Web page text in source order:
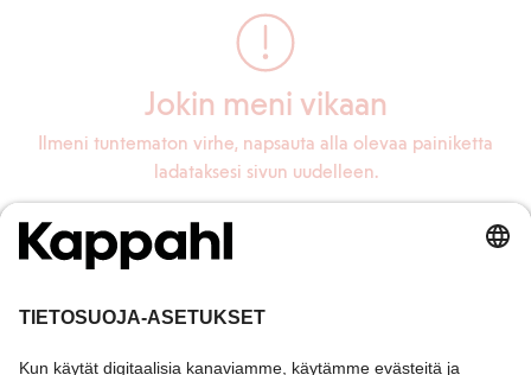
Jokin meni vikaan
Ilmeni tuntematon virhe, napsauta alla olevaa painiketta
ladataksesi sivun uudelleen.
Lataa sivu uudelleen